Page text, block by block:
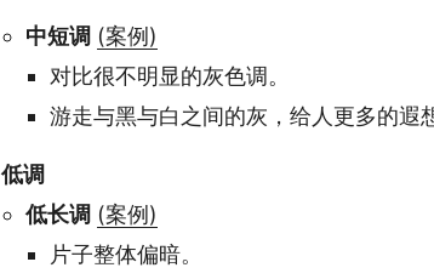
中短调 (案例)
对比很不明显的灰色调。
游走与黑与白之间的灰，给人更多的遐
低调
低长调 (案例)
片子整体偏暗。